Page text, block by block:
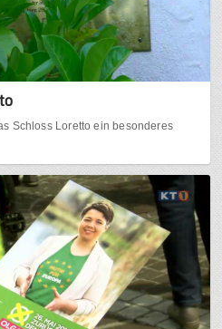
Schloss Loretto ein besonderes